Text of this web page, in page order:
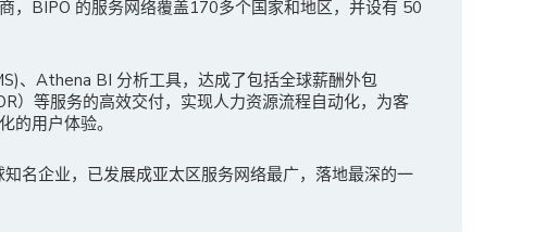
，BIPO 的服务网络覆盖170多个国家和地区，并设有 50
、Athena BI 分析工具，达成了包括全球薪酬外包
）等服务的高效交付，实现人力资源流程自动化，为客
的用户体验。
名企业，已发展成亚太区服务网络最广，落地最深的一